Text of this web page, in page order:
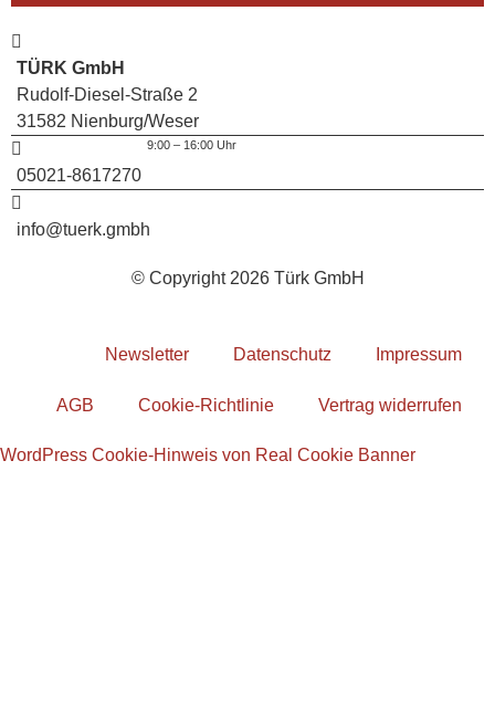
TÜRK GmbH
Rudolf-Diesel-Straße 2
31582 Nienburg/Weser
05021-8617270
9:00 – 16:00 Uhr
info@tuerk.gmbh
© Copyright 2026 Türk GmbH
Newsletter Datenschutz Impressum
AGB Cookie-Richtlinie Vertrag widerrufen
WordPress Cookie-Hinweis von Real Cookie Banner